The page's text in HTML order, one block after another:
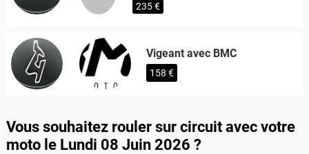
235 €
Vigeant avec BMC
158 €
Vous souhaitez rouler sur circuit avec votre
moto le Lundi 08 Juin 2026 ?